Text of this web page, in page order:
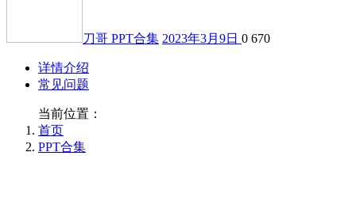
刀哥 PPT合集 2023年3月9日 0 670
详情介绍
常见问题
当前位置：
首页
PPT合集